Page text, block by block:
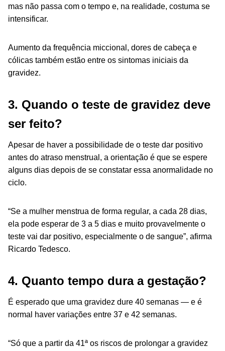
mas não passa com o tempo e, na realidade, costuma se
intensificar.
Aumento da frequência miccional, dores de cabeça e
cólicas também estão entre os sintomas iniciais da
gravidez.
3. Quando o teste de gravidez deve
ser feito?
Apesar de haver a possibilidade de o teste dar positivo
antes do atraso menstrual, a orientação é que se espere
alguns dias depois de se constatar essa anormalidade no
ciclo.
“Se a mulher menstrua de forma regular, a cada 28 dias,
ela pode esperar de 3 a 5 dias e muito provavelmente o
teste vai dar positivo, especialmente o de sangue”, afirma
Ricardo Tedesco.
4. Quanto tempo dura a gestação?
É esperado que uma gravidez dure 40 semanas — e é
normal haver variações entre 37 e 42 semanas.
“Só que a partir da 41ª os riscos de prolongar a gravidez